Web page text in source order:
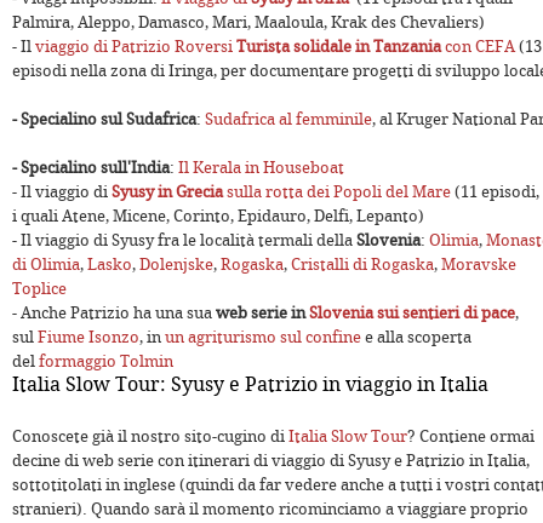
Palmira, Aleppo, Damasco, Mari, Maaloula, Krak des Chevaliers)
- Il viaggio di Patrizio Roversi Turista solidale in Tanzaniacon CEFA(13
episodi nella zona di Iringa, per documentare progetti di sviluppo
- Specialino sul Sudafrica: Sudafrica al femminile, al Kruger National
- Specialino sull'India: Il Kerala in Houseboat
- Il viaggio di Syusy in Greciasulla rotta dei Popoli del Mare (11
i quali Atene, Micene, Corinto, Epidauro, Delfi, Lepanto)
- Il viaggio di Syusy fra le località termali della Slovenia: Olimia,
di Olimia, Lasko, Dolenjske, Rogaska, Cristalli di Rogaska, Moravske
Toplice
- Anche Patrizio ha una sua web serie inSlovenia sui sentieri di pace,
sul Fiume Isonzo, in un agriturismo sul confine e alla scoperta
del formaggio Tolmin
Italia Slow Tour: Syusy e Patrizio in viaggio in Italia
Conoscete già il nostro sito-cugino di Italia Slow Tour? Contiene ormai
decine di web serie con itinerari di viaggio di Syusy e Patrizio in Italia,
sottotitolati in inglese (quindi da far vedere anche a tutti i vostri
stranieri). Quando sarà il momento ricominciamo a viaggiare proprio